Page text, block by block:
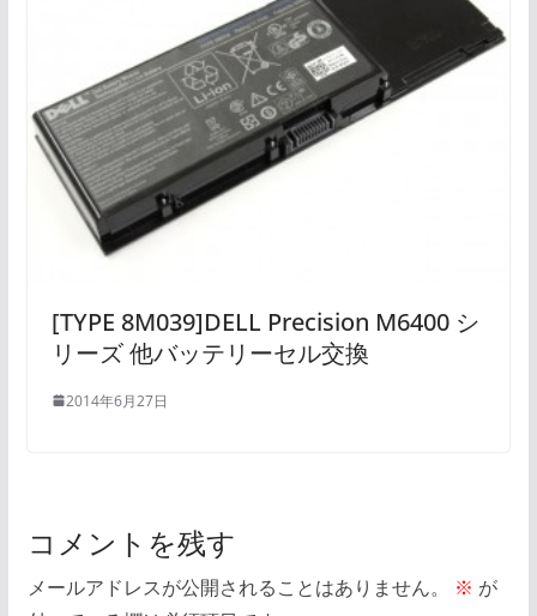
[TYPE 8M039]DELL Precision M6400 シ
リーズ 他バッテリーセル交換
2014年6月27日
コメントを残す
メールアドレスが公開されることはありません。 ※ が